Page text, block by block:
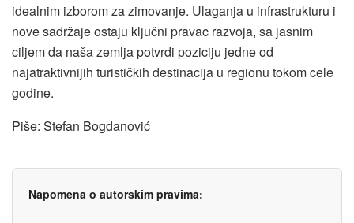
idealnim izborom za zimovanje. Ulaganja u infrastrukturu i
nove sadržaje ostaju ključni pravac razvoja, sa jasnim
ciljem da naša zemlja potvrdi poziciju jedne od
najatraktivnijih turističkih destinacija u regionu tokom cele
godine.
Piše: Stefan Bogdanović
Napomena o autorskim pravima: